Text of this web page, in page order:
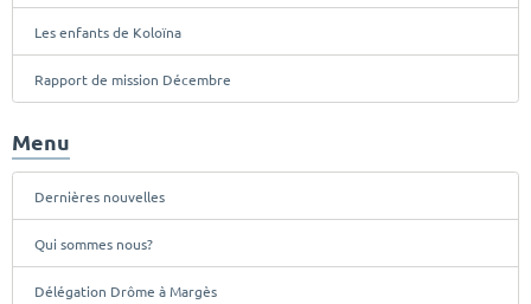
Les enfants de Koloïna
Rapport de mission Décembre
Menu
Dernières nouvelles
Qui sommes nous?
Délégation Drôme à Margès